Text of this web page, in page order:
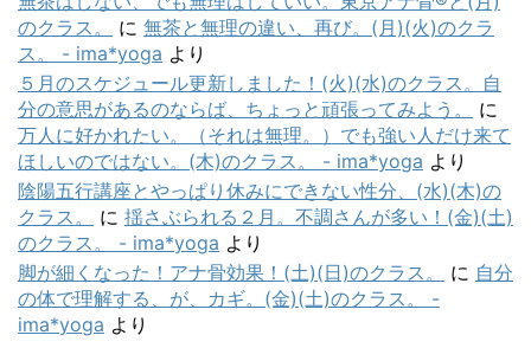
のクラス。
に 無茶と無理の違い、再び。(月)(火)のクラ
ス。 - ima*yoga より
５月のスケジュール更新しました！(火)(水)のクラス。自
分の意思があるのならば、ちょっと頑張ってみよう。
に
万人に好かれたい。（それは無理。）でも強い人だけ来て
ほしいのではない。(木)のクラス。 - ima*yoga より
陰陽五行講座とやっぱり休みにできない性分、(水)(木)の
クラス。
に 揺さぶられる２月。不調さんが多い！(金)(土)
のクラス。 - ima*yoga より
脚が細くなった！アナ骨効果！(土)(日)のクラス。
に 自分
の体で理解する、が、カギ。(金)(土)のクラス。 -
ima*yoga より